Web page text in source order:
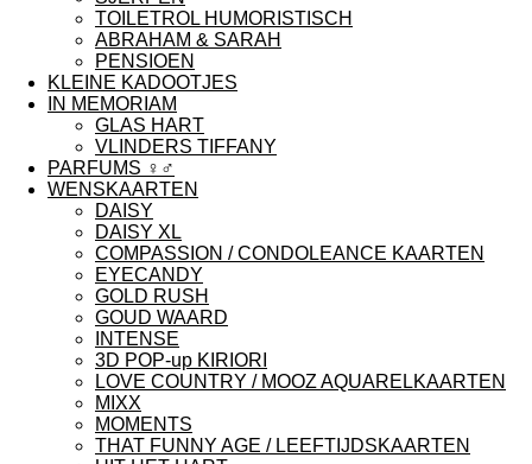
TOILETROL HUMORISTISCH
ABRAHAM & SARAH
PENSIOEN
KLEINE KADOOTJES
IN MEMORIAM
GLAS HART
VLINDERS TIFFANY
PARFUMS ♀︎♂︎
WENSKAARTEN
DAISY
DAISY XL
COMPASSION / CONDOLEANCE KAARTEN
EYECANDY
GOLD RUSH
GOUD WAARD
INTENSE
3D POP-up KIRIORI
LOVE COUNTRY / MOOZ AQUARELKAARTEN
MIXX
MOMENTS
THAT FUNNY AGE / LEEFTIJDSKAARTEN